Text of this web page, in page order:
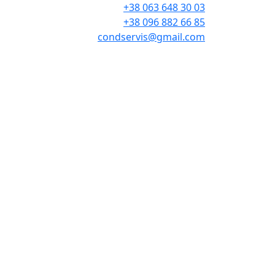
+38 063 648 30 03
+38 096 882 66 85
condservis@gmail.com